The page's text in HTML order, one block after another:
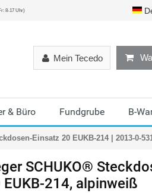
8-17 Uhr)
Mein Tecedo
& Büro Fundgrube B-
Einsatz 20 EUKB-214 | 2013-0-
SCHUKO®
214, alpinweiß